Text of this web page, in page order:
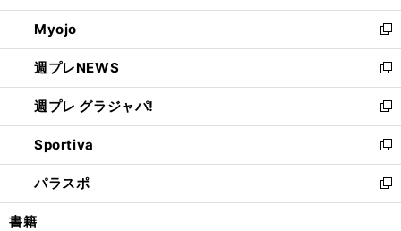
開
く
ウ
で
開
く
ン
ド
ウ
で
開
く
ウ
ィ
ン
ド
ウ
で
開
く
Myojo
新
し
い
ウ
ィ
ン
ド
ウ
で
開
週プレNEWS
新
し
い
ウ
ィ
ン
ド
ウ
週プレ グラジャパ!
新
し
い
ウ
ィ
ン
Sportiva
新
し
い
ウ
パラスポ
新
し
書籍